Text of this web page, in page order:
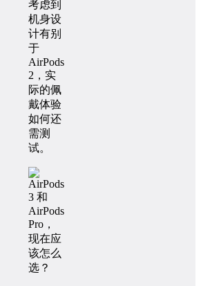
考虑到
机身设
计有别
于
AirPods
2，实
际的佩
戴体验
如何还
需测
试。